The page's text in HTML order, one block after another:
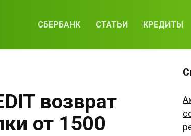
СБЕРБАНК СТАТЬИ КРЕДИТЫ
возврат
от 1500